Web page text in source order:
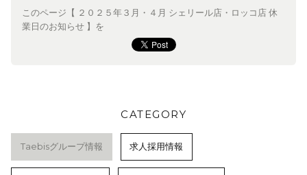
このページ【 ２０２５年３月・４月 シェリール店・ロッコ店 休
業日のお知らせ 】を
CATEGORY
Taebisグループ情報 求人採用情報